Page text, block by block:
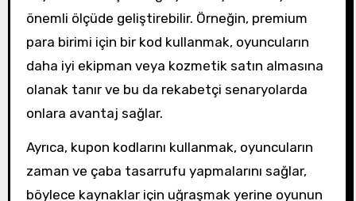
önemli ölçüde geliştirebilir. Örneğin, premium
para birimi için bir kod kullanmak, oyuncuların
daha iyi ekipman veya kozmetik satın almasına
olanak tanır ve bu da rekabetçi senaryolarda
onlara avantaj sağlar.
Ayrıca, kupon kodlarını kullanmak, oyuncuların
zaman ve çaba tasarrufu yapmalarını sağlar,
böylece kaynaklar için uğraşmak yerine oyunun